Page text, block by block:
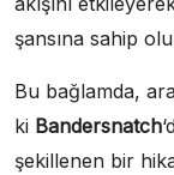
şansına sahip
Bu bağlamda,
ki Bandersnatch
şekillenen bir